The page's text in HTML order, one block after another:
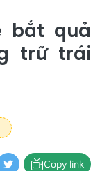
bắt quả
trữ trái
Copy link